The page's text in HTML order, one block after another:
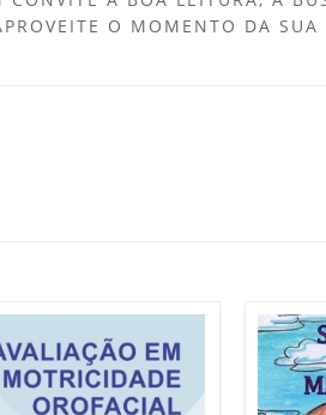
O MOMENTO DA